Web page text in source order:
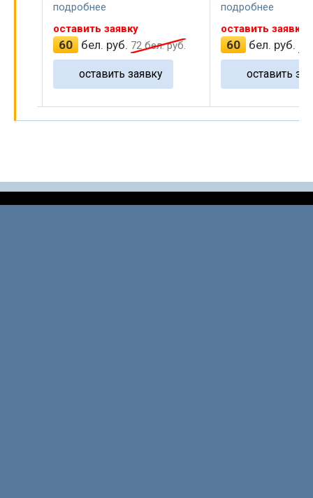
подробнее
оставить заявку
60 бел. руб. 72бел. руб.
оставить заявку
подробнее
оставить заявку
60 бел. руб.
оставить